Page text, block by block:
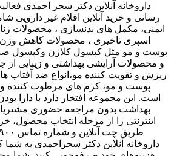
داروخانه آنلاین دکتر سحر احمدی
رسانی و خرید آنلاین اقلام غیر
ایمنی، مکمل های بدنسازی ، محصولات
اسپری تاخیری ، محصولات کاهش
پوست و مو مثل کپسول کلاژن وکپسول
و محصولات آرایشی بهداشتی و زیبایی از
ریزش و تقویت کننده مو،انواع ضد آفتاب
پوست و مو، کرم های مرطوب کننده و
است. این مجموعه افتخار دارد با دارا
بهداشت بدون مراجعه حضوری
اینترنتی را از مرحله انتخاب محصول،
داروخانه آنلاین دکتر سحراحمدی به